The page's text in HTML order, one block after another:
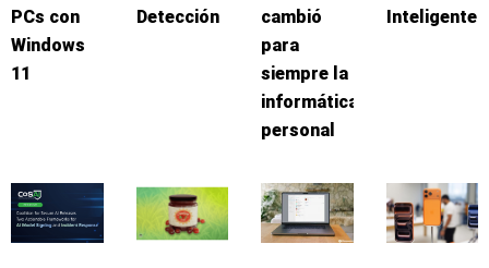
PCs con
Windows
11
Detección
cambió
para
siempre la
informática
personal
Inteligente